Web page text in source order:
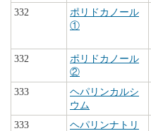
332
ポリドカノール
①
332
ポリドカノール
②
333
ヘパリンカルシ
ウム
333
ヘパリンナトリ